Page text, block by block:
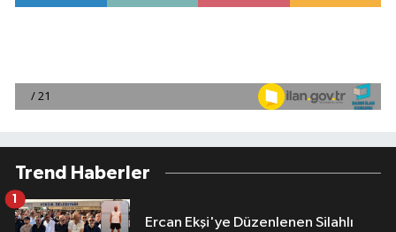
Trend Haberler
Ercan Ekşi'ye Düzenlenen Silahlı
1